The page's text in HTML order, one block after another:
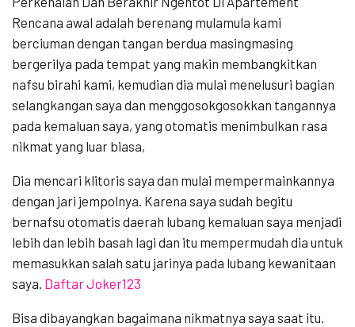
Rencana awal adalah berenang mulamula kami
berciuman dengan tangan berdua masingmasing
bergerilya pada tempat yang makin membangkitkan
nafsu birahi kami, kemudian dia mulai menelusuri bagian
selangkangan saya dan menggosokgosokkan tangannya
pada kemaluan saya, yang otomatis menimbulkan rasa
nikmat yang luar biasa,
Dia mencari klitoris saya dan mulai mempermainkannya
dengan jari jempolnya. Karena saya sudah begitu
bernafsu otomatis daerah lubang kemaluan saya menjadi
lebih dan lebih basah lagi dan itu mempermudah dia untuk
memasukkan salah satu jarinya pada lubang kewanitaan
saya. Daftar Joker123
Bisa dibayangkan bagaimana nikmatnya saya saat itu.